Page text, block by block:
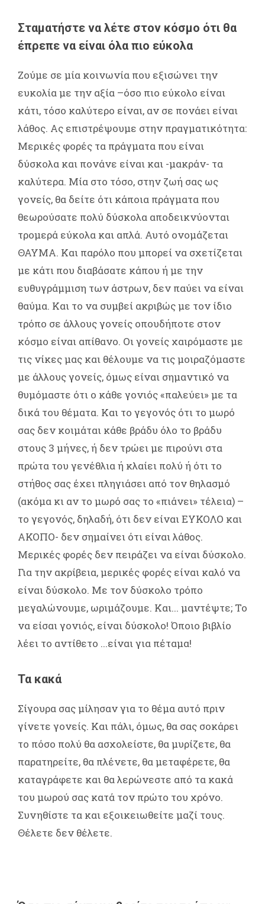
Σταματήστε να λέτε στον κόσμο ότι θα
έπρεπε να είναι όλα πιο εύκολα
Ζούμε σε μία κοινωνία που εξισώνει την
ευκολία με την αξία –όσο πιο εύκολο είναι
κάτι, τόσο καλύτερο είναι, αν σε πονάει είναι
λάθος. Ας επιστρέψουμε στην πραγματικότητα:
Μερικές φορές τα πράγματα που είναι
δύσκολα και πονάνε είναι και -μακράν- τα
καλύτερα. Μία στο τόσο, στην ζωή σας ως
γονείς, θα δείτε ότι κάποια πράγματα που
θεωρούσατε πολύ δύσκολα αποδεικνύονται
τρομερά εύκολα και απλά. Αυτό ονομάζεται
ΘΑΥΜΑ. Και παρόλο που μπορεί να σχετίζεται
με κάτι που διαβάσατε κάπου ή με την
ευθυγράμμιση των άστρων, δεν παύει να είναι
θαύμα. Και το να συμβεί ακριβώς με τον ίδιο
τρόπο σε άλλους γονείς οπουδήποτε στον
κόσμο είναι απίθανο. Οι γονείς χαιρόμαστε με
τις νίκες μας και θέλουμε να τις μοιραζόμαστε
με άλλους γονείς, όμως είναι σημαντικό να
θυμόμαστε ότι ο κάθε γονιός «παλεύει» με τα
δικά του θέματα. Και το γεγονός ότι το μωρό
σας δεν κοιμάται κάθε βράδυ όλο το βράδυ
στους 3 μήνες, ή δεν τρώει με πιρούνι στα
πρώτα του γενέθλια ή κλαίει πολύ ή ότι το
στήθος σας έχει πληγιάσει από τον θηλασμό
(ακόμα κι αν το μωρό σας το «πιάνει» τέλεια) –
το γεγονός, δηλαδή, ότι δεν είναι ΕΥΚΟΛΟ και
ΑΚΟΠΟ- δεν σημαίνει ότι είναι λάθος.
Μερικές φορές δεν πειράζει να είναι δύσκολο.
Για την ακρίβεια, μερικές φορές είναι καλό να
είναι δύσκολο. Με τον δύσκολο τρόπο
μεγαλώνουμε, ωριμάζουμε. Και... μαντέψτε; Το
να είσαι γονιός, είναι δύσκολο! Όποιο βιβλίο
λέει το αντίθετο ...είναι για πέταμα!
Τα κακά
Σίγουρα σας μίλησαν για το θέμα αυτό πριν
γίνετε γονείς. Και πάλι, όμως, θα σας σοκάρει
το πόσο πολύ θα ασχολείστε, θα μυρίζετε, θα
παρατηρείτε, θα πλένετε, θα μεταφέρετε, θα
καταγράφετε και θα λερώνεστε από τα κακά
του μωρού σας κατά τον πρώτο του χρόνο.
Συνηθίστε τα και εξοικειωθείτε μαζί τους.
Θέλετε δεν θέλετε.